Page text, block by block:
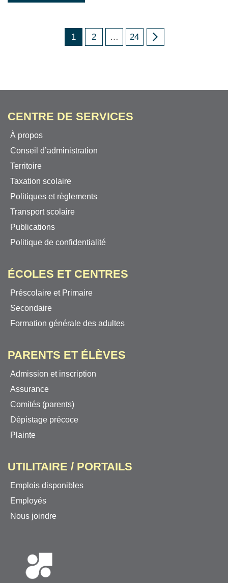
1 2 … 24
CENTRE DE SERVICES
À propos
Conseil d’administration
Territoire
Taxation scolaire
Politiques et règlements
Transport scolaire
Publications
Politique de confidentialité
ÉCOLES ET CENTRES
Préscolaire et Primaire
Secondaire
Formation générale des adultes
PARENTS ET ÉLÈVES
Admission et inscription
Assurance
Comités (parents)
Dépistage précoce
Plainte
UTILITAIRE / PORTAILS
Emplois disponibles
Employés
Nous joindre